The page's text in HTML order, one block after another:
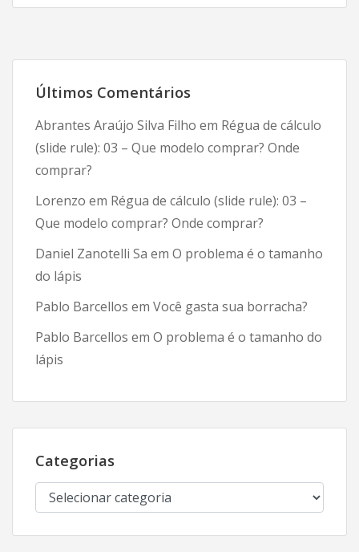
Últimos Comentários
Abrantes Araújo Silva Filho em Régua de cálculo
(slide rule): 03 – Que modelo comprar? Onde
comprar?
Lorenzo em Régua de cálculo (slide rule): 03 –
Que modelo comprar? Onde comprar?
Daniel Zanotelli Sa em O problema é o tamanho
do lápis
Pablo Barcellos em Você gasta sua borracha?
Pablo Barcellos em O problema é o tamanho do
lápis
Categorias
Categorias